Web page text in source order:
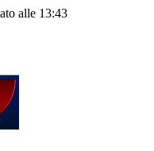
alle 13:43